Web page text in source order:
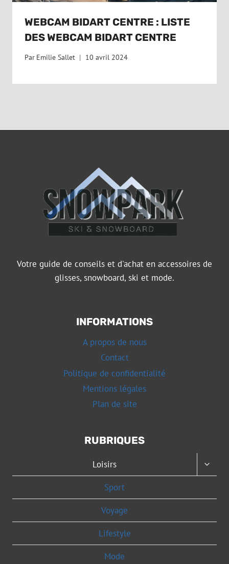
WEBCAM BIDART CENTRE : LISTE
DES WEBCAM BIDART CENTRE
Par Emilie Sallet 10 avril 2024
Votre guide de conseils et d'achat en accessoires de
glisses, snowboard, ski et mode.
INFORMATIONS
A propos de nous
Contact
Politique de confidentialité
Mentions légales
Plan de site
RUBRIQUES
Loisirs
Sport
Voyage
Lifestyle
Mode